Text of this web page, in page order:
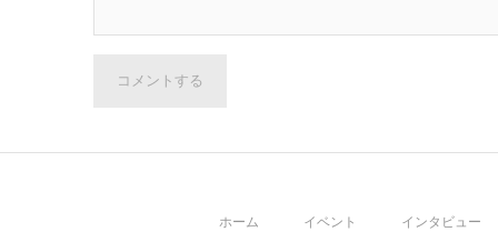
コメントする
ホーム イベント インタビュー